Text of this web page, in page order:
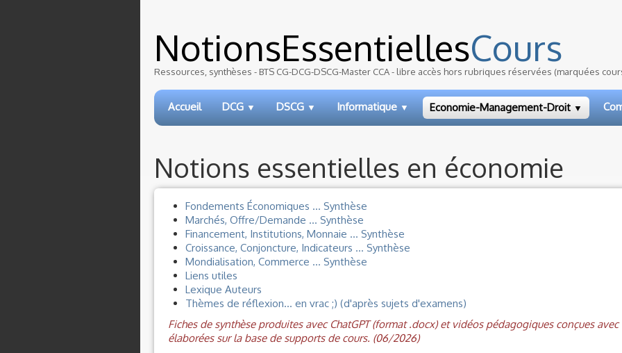
NotionsEssentiellesCours
Ressources, synthèses - BTS CG-DCG-DSCG-Master CCA - libre accès hors rubriques réservées (marquées
Accueil DCG ▼ DSCG ▼ Informatique ▼ Economie-Management-Droit ▼
Notions essentielles en économie
Fondements Économiques ... Synthèse
Marchés, Offre/Demande ... Synthèse
Financement, Institutions, Monnaie ... Synthèse
Croissance, Conjoncture, Indicateurs ... Synthèse
Mondialisation, Commerce ... Synthèse
Liens utiles
Lexique Auteurs
Thèmes de réflexion... en vrac ;) (d'après sujets d'examens)
Fiches de synthèse produites avec ChatGPT (format .docx) et vidéos pédagogiques conçues
élaborées sur la base de supports de cours. (06/2026)